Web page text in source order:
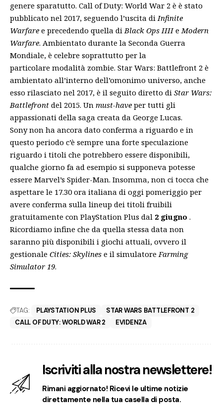
genere sparatutto. Call of Duty: World War 2 è è stato
pubblicato nel 2017, seguendo l’uscita diInfinite
Warfare e precedendo quella diBlack Ops IIIIeModern
Warfare. Ambientato durante la Seconda Guerra
Mondiale, è celebre soprattutto per la
particolare modalità zombie. Star Wars: Battlefront 2 è
ambientato all’interno dell’omonimo universo, anche
esso rilasciato nel 2017, è il seguito diretto di Star Wars:
Battlefront del 2015. Un must-have per tutti gli
appassionati della saga creata da George Lucas.
Sony non ha ancora dato conferma a riguardo e in
questo periodo c’è sempre una forte speculazione
riguardo i titoli che potrebbero essere disponibili,
qualche giorno fa ad esempio si supponeva potesse
essere Marvel’s Spider-Man. Insomma, non ci tocca che
aspettare le 17.30 ora italiana di oggi pomeriggio per
avere conferma sulla lineup dei titoli fruibili
gratuitamente con PlayStation Plus dal 2 giugno .
Ricordiamo infine che da quella stessa data non
saranno più disponibili i giochi attuali, ovvero il
gestionale Cities: Skylines e il simulatoreFarming
Simulator 19.
TAG: PLAYSTATION PLUS
STAR WARS BATTLEFRONT 2
CALL OF DUTY: WORLD WAR 2
EVIDENZA
Iscriviti alla nostra newslettere!
Rimani aggiornato! Ricevi le ultime notizie
direttamente nella tua casella di posta.